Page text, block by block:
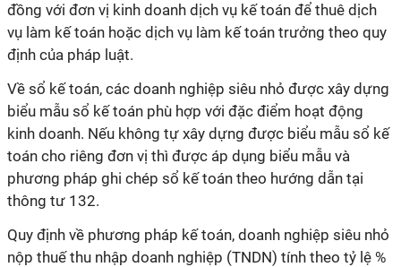
đồng với đơn vị kinh doanh dịch vụ kế toán để thuê dịch
vụ làm kế toán hoặc dịch vụ làm kế toán trưởng theo quy
định của pháp luật.
Về sổ kế toán, các doanh nghiệp siêu nhỏ được xây dựng
biểu mẫu sổ kế toán phù hợp với đặc điểm hoạt động
kinh doanh. Nếu không tự xây dựng được biểu mẫu sổ kế
toán cho riêng đơn vị thì được áp dụng biểu mẫu và
phương pháp ghi chép sổ kế toán theo hướng dẫn tại
thông tư 132.
Quy định về phương pháp kế toán, doanh nghiệp siêu nhỏ
nộp thuế thu nhập doanh nghiệp (TNDN) tính theo tỷ lệ %